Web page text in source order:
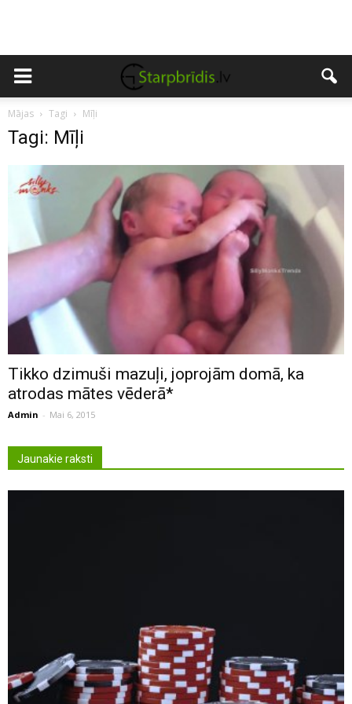
Mājas Tagi Mīļi
Tagi: Mīļi
Tikko dzimuši mazuļi, joprojām domā, ka
atrodas mātes vēderā*
Admin - Mai 6, 2015
Jaunakie raksti